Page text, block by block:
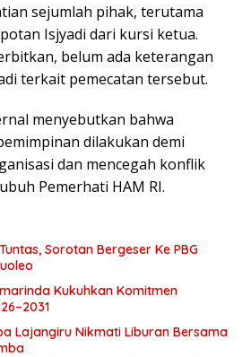
sejumlah pihak, terutama
Isjyadi dari kursi ketua.
belum ada keterangan
terkait pemecatan tersebut.
menyebutkan bahwa
dilakukan demi
dan mencegah konflik
Pemerhati HAM RI.
Sorotan Bergeser Ke PBG
Kukuhkan Komitmen
Lajangiru Nikmati Liburan Bersama